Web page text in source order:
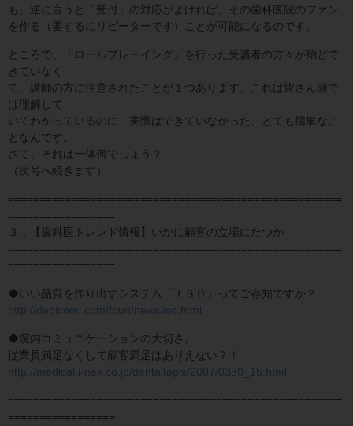
も、逆に言うと「受付」の対応がよければ、その歯科医院のファン
を作る（要するにリピーターです）ことが可能になるのです。
ところで、「ロールプレーイング」を行った受講者の方々が殆どで
きていなく
て、講師の方に注意されたことが１つあります。これは皆さん頭で
は理解して
いてわかっているのに、実際はできていなかった、とても簡単なこ
となんです。
さて、それは一体何でしょう？
（次号へ続きます）
=====================================================
=================
３．【歯科医トレンド情報】いかに顧客の立場にたつか
=====================================================
=================
◆いい品質を作り出すシステム「ＩＳＯ」ってご存知ですか？
http://degicomi.com/fbun/news/iso.html
◆院内コミュニケーションの大切さ。
従業員満足なくして顧客満足はありえない？！
http://medical.i-nex.co.jp/dentaltopix/2007/0330_15.html
=====================================================
=================